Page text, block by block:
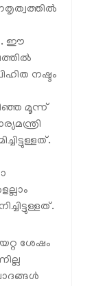
ഈ
നഷ്ടം
മൂന്ന്
ശേഷം